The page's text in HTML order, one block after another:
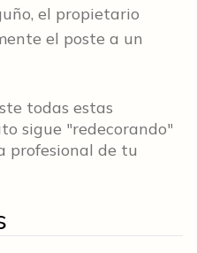
el propietario
el poste a un
todas estas
sigue "redecorando"
profesional de tu